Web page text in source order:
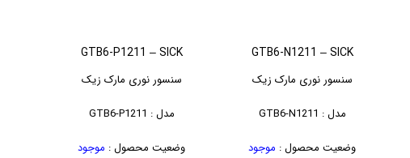
GTB6-N1211 – SICK
سنسور نوری مارک زیک
مدل : GTB6-N1211
وضعیت محصول : موجود
GTB6-P1211 – SICK
سنسور نوری مارک زیک
مدل : GTB6-P1211
وضعیت محصول : موجود